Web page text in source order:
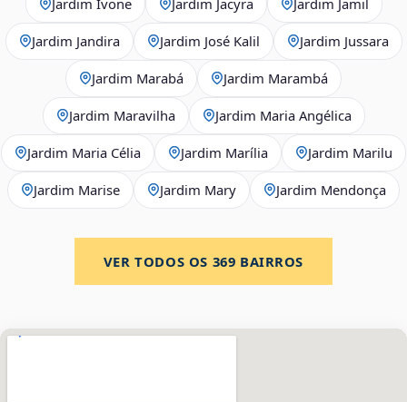
Jardim Jandira Jardim José Kalil Jardim Jussara
Jardim Marabá Jardim Marambá
Jardim Maravilha Jardim Maria Angélica
Jardim Maria Célia Jardim Marília Jardim Marilu
Jardim Marise Jardim Mary Jardim Mendonça
VER TODOS OS 369 BAIRROS